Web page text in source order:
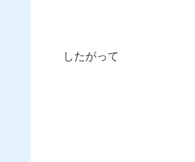
したがって